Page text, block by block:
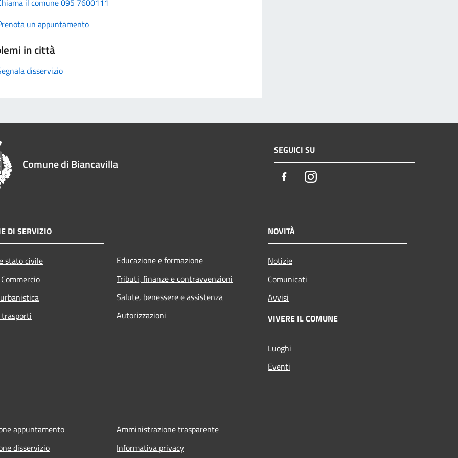
un appuntamento
in città
disservizio
Comune di Biancavilla
SEGUICI SU
FacebookInstagram
DI SERVIZIO
stato civile
Educazione e formazione
Tributi, finanze e contravvenzioni
Salute, benessere e assistenza
Autorizzazioni
NOVITÀ
Notizie
Comunicati
Avvisi
VIVERE IL COMUNE
Luoghi
Eventi
appuntamento
disservizio
Amministrazione trasparente
Informativa privacy